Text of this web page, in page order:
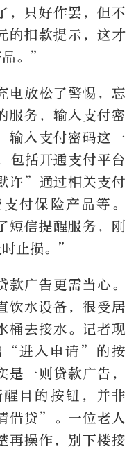
，只好作罢，但不
的扣款提示，这才
。”
电放松了警惕，忘
服务，输入支付密
输入支付密码这一
括开通支付平台
许”通过相关支付
付保险产品等。
短信提醒服务，刚
止损。”
广告更需当心。
饮水设备，很受居
桶去接水。记者现
“进入申请”的按
一则贷款广告，
目的按钮，并非
借贷”。一位老人
再操作，别下楼接